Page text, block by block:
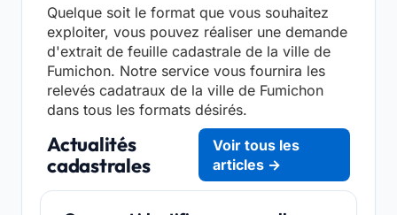
Quelque soit le format que vous souhaitez
exploiter, vous pouvez réaliser une demande
d'extrait de feuille cadastrale de la ville de
Fumichon. Notre service vous fournira les
relevés cadatraux de la ville de Fumichon
dans tous les formats désirés.
Actualités
cadastrales
Voir tous les
articles →